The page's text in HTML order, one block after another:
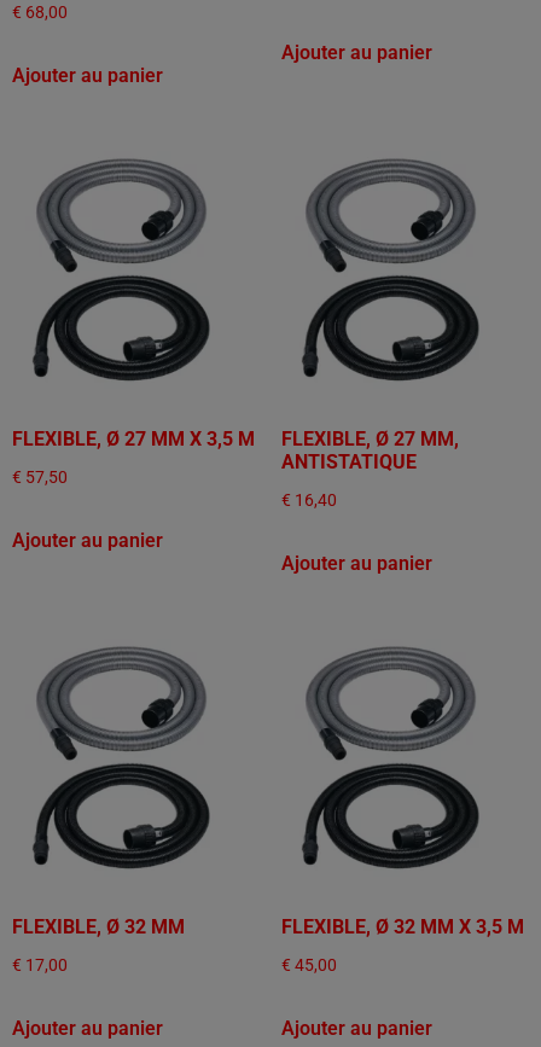
€ 68,00
Ajouter au panier
Ajouter au panier
FLEXIBLE, Ø 27 MM X 3,5 M
€ 57,50
Ajouter au panier
FLEXIBLE, Ø 27 MM,
ANTISTATIQUE
€ 16,40
Ajouter au panier
FLEXIBLE, Ø 32 MM
€ 17,00
Ajouter au panier
FLEXIBLE, Ø 32 MM X 3,5 M
€ 45,00
Ajouter au panier